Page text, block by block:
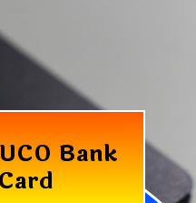
Bank